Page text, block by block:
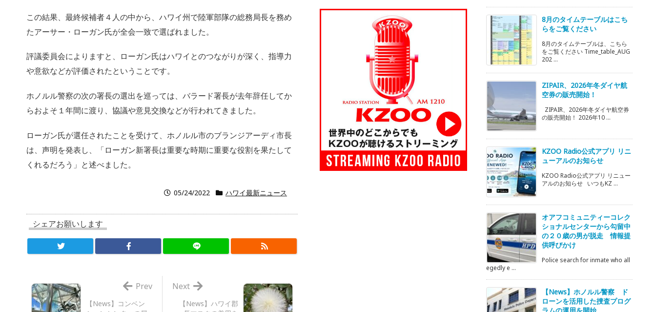
この結果、最終候補者４人の中から、ハワイ州で陸軍部隊の総務局長を務め
たアーサー・ローガン氏が全会一致で選ばれました。
評議委員会によりますと、ローガン氏はハワイとのつながりが深く、指導力
や意欲などが評価されたということです。
ホノルル警察の次の署長の選出を巡っては、バラード署長が去年辞任してか
らおよそ１年間に渡り、協議や意見交換などが行われてきました。
ローガン氏が選任されたことを受けて、ホノルル市のブランジアーディ市長
は、声明を発表し、「ローガン新署長は重要な時期に重要な役割を果たして
くれるだろう」と述べました。
05/24/2022 ハワイ最新ニュース
シェアお願いします
【News】ハワイ郡
Next
【News】コンベン
Prev
8月のタイムテーブルはこち
らをご覧ください
8月のタイムテーブルは、こちら
をご覧ください Time_table_AUG
202 ...
ZIPAIR、2026年冬ダイヤ航
空券の販売開始！
ZIPAIR、2026年冬ダイヤ航空券
の販売開始！ 2026年10 ...
KZOO Radio公式アプリ リニ
ューアルのお知らせ
KZOO Radio公式アプリ リニュー
アルのお知らせ いつもKZ ...
オアフコミュニティーコレク
ショナルセンターから勾留中
の２０歳の男が脱走 情報提
供呼びかけ
Police search for inmate who all
egedly e ...
【News】ホノルル警察 ド
ローンを活用した捜査プログ